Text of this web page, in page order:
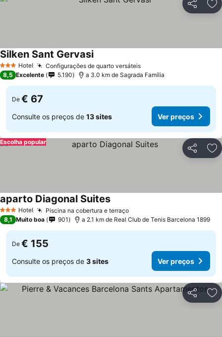
Partilhar
3 EstrelasHotel Configurações de quarto versáteis
Silken Sant Gervasi
8,5 Excelente 5.190 a 3.0 km de Sagrada Família
De € 67
Consulte os preços de 13 sites Ver preços
Partilhar
Escolha popular
3 EstrelasHotel Piscina na cobertura e terraço
aparto Diagonal Suites
8,1 Muito boa 901 a 2.1 km de Real Club de Tenis Barcelona 1899
De € 155
Consulte os preços de 3 sites Ver preços
Partilhar